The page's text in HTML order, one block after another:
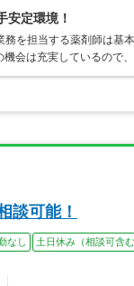
安定環境！
を担当する薬剤師は基
機会は充実しているので
談可能！
なし 土日休み（相談可含む